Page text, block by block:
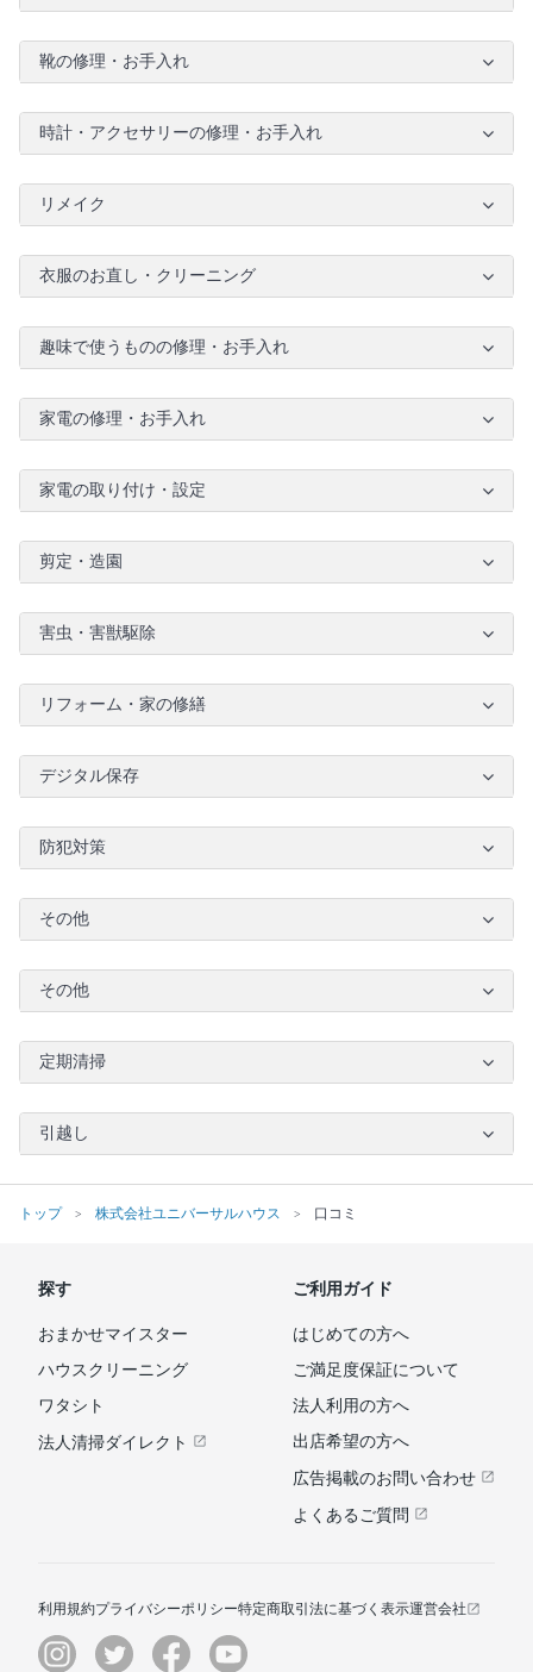
靴の修理・お手入れ
時計・アクセサリーの修理・お手入れ
リメイク
衣服のお直し・クリーニング
趣味で使うものの修理・お手入れ
家電の修理・お手入れ
家電の取り付け・設定
剪定・造園
害虫・害獣駆除
リフォーム・家の修繕
デジタル保存
防犯対策
その他
その他
定期清掃
引越し
トップ 株式会社ユニバーサルハウス 口コミ
探す
おまかせマイスター
ハウスクリーニング
ワタシト
法人清掃ダイレクト
ご利用ガイド
はじめての方へ
ご満足度保証について
法人利用の方へ
出店希望の方へ
広告掲載のお問い合わせ
よくあるご質問
利用規約プライバシーポリシー特定商取引法に基づく表示運営会社